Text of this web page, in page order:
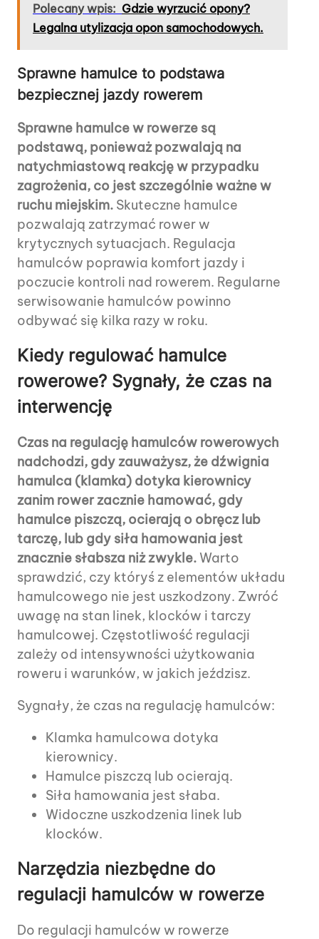
Polecany wpis: Gdzie wyrzucić opony?
Legalna utylizacja opon samochodowych.
Sprawne hamulce to podstawa
bezpiecznej jazdy rowerem
Sprawne hamulce w rowerze są
podstawą, ponieważ pozwalają na
natychmiastową reakcję w przypadku
zagrożenia, co jest szczególnie ważne w
ruchu miejskim. Skuteczne hamulce
pozwalają zatrzymać rower w
krytycznych sytuacjach. Regulacja
hamulców poprawia komfort jazdy i
poczucie kontroli nad rowerem. Regularne
serwisowanie hamulców powinno
odbywać się kilka razy w roku.
Kiedy regulować hamulce
rowerowe? Sygnały, że czas na
interwencję
Czas na regulację hamulców rowerowych
nadchodzi, gdy zauważysz, że dźwignia
hamulca (klamka) dotyka kierownicy
zanim rower zacznie hamować, gdy
hamulce piszczą, ocierają o obręcz lub
tarczę, lub gdy siła hamowania jest
znacznie słabsza niż zwykle. Warto
sprawdzić, czy któryś z elementów układu
hamulcowego nie jest uszkodzony. Zwróć
uwagę na stan linek, klocków i tarczy
hamulcowej. Częstotliwość regulacji
zależy od intensywności użytkowania
roweru i warunków, w jakich jeździsz.
Sygnały, że czas na regulację hamulców:
Klamka hamulcowa dotyka
kierownicy.
Hamulce piszczą lub ocierają.
Siła hamowania jest słaba.
Widoczne uszkodzenia linek lub
klocków.
Narzędzia niezbędne do
regulacji hamulców w rowerze
Do regulacji hamulców w rowerze